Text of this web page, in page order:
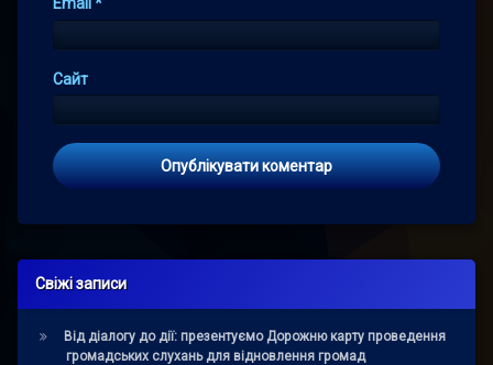
Email *
Сайт
Свіжі записи
Від діалогу до дії: презентуємо Дорожню карту проведення
громадських слухань для відновлення громад